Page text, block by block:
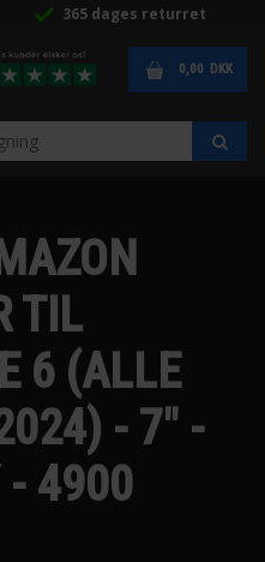
365 dages returret
0,00 DKK
TIL
6 (ALLE
- 7" -
- 4900